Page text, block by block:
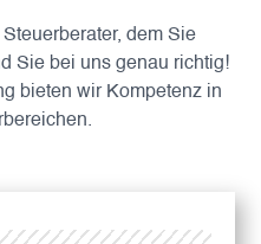
dem Sie
Sie bei uns genau richtig!
bieten wir Kompetenz in